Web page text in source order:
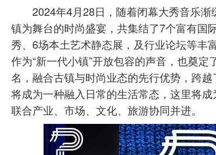
2024年4月28日，随着闭幕大秀音乐
镇为舞台的时尚盛宴，共集结了7个富有国
秀、6场本土艺术静态展，及行业论坛等丰
作为“新一代小镇”开放包容的声音，也奠
名，融合古镇与时尚业态的先行优势，跨
将成为一种融入日常的生活常态，这里将
联合产业、市场、文化、旅游协同并进。